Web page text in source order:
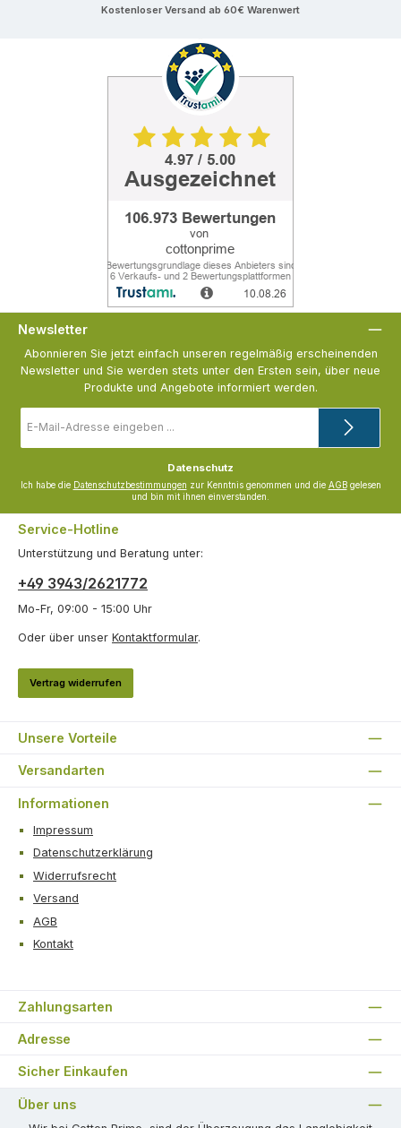
Kostenloser Versand ab 60€ Warenwert
Newsletter
Abonnieren Sie jetzt einfach unseren regelmäßig erscheinenden
Newsletter und Sie werden stets unter den Ersten sein, über neue
Produkte und Angebote informiert werden.
Mail-
Datenschutz
Ich habe die Datenschutzbestimmungen zur Kenntnis genommen und die AGBgelesen
und bin mit ihnen einverstanden.
Service-Hotline
Unterstützung und Beratung unter:
+49 3943/2621772
Mo-Fr, 09:00 - 15:00 Uhr
Oder über unser Kontaktformular.
Vertrag widerrufen
Unsere Vorteile
Versandarten
Informationen
Impressum
Datenschutzerklärung
Widerrufsrecht
Versand
AGB
Kontakt
Zahlungsarten
Adresse
Sicher Einkaufen
Über uns